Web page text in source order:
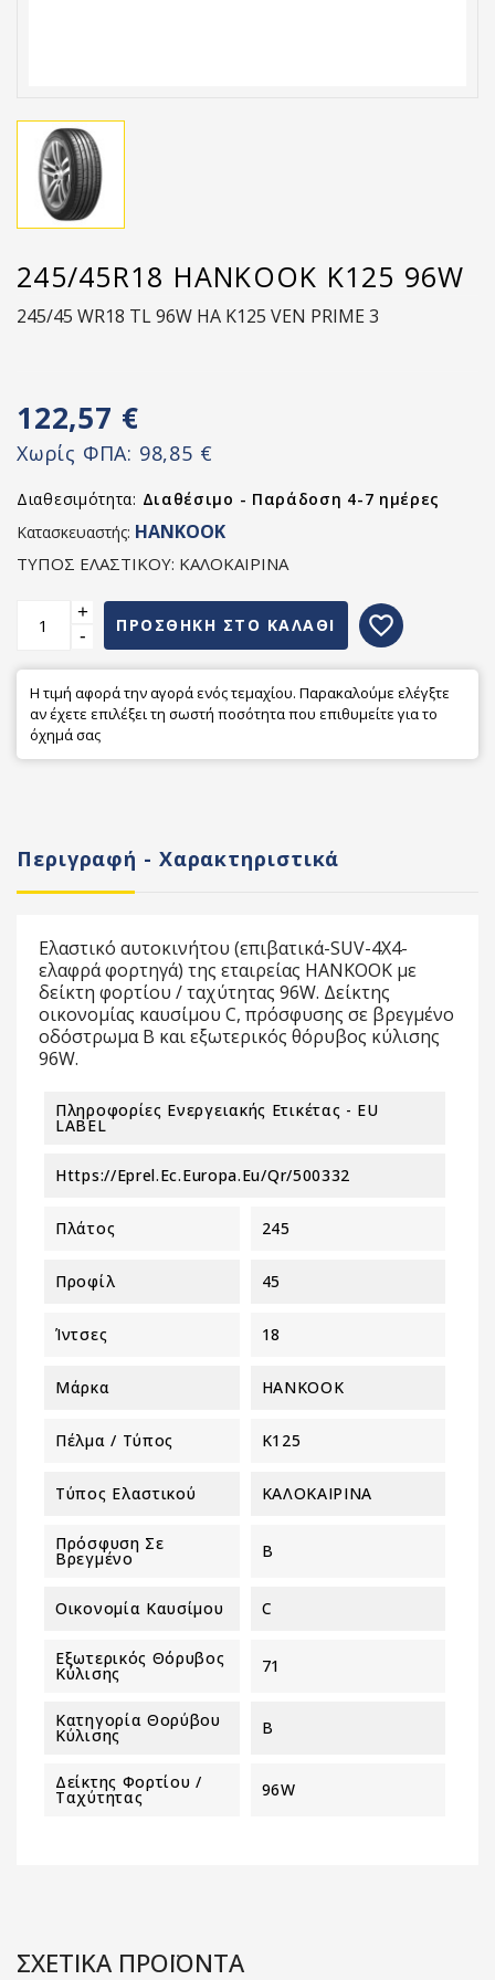
245/45R18 HANKOOK K125 96W
245/45 WR18 TL 96W HA K125 VEN PRIME 3
122,57 €
Χωρίς ΦΠΑ: 98,85 €
Διαθεσιμότητα: Διαθέσιμο - Παράδοση 4-7 ημέρες
Κατασκευαστής: HANKOOK
ΤΥΠΟΣ ΕΛΑΣΤΙΚΟΥ: ΚΑΛΟΚΑΙΡΙΝΑ
+
-
ΠΡΟΣΘΗΚΗ ΣΤΟ ΚΑΛΑΘΙ favorite_border
Η τιμή αφορά την αγορά ενός τεμαχίου. Παρακαλούμε ελέγξτε
αν έχετε επιλέξει τη σωστή ποσότητα που επιθυμείτε για το
όχημά σας
Περιγραφή - Χαρακτηριστικά
Ελαστικό αυτοκινήτου (επιβατικά-SUV-4X4-
ελαφρά φορτηγά) της εταιρείας HANKOOK με
δείκτη φορτίου / ταχύτητας 96W. Δείκτης
οικονομίας καυσίμου C, πρόσφυσης σε βρεγμένο
οδόστρωμα B και εξωτερικός θόρυβος κύλισης
96W.
Πληροφορίες Ενεργειακής Ετικέτας - EU
LABEL
Https://eprel.ec.europa.eu/qr/500332
Πλάτος 245
Προφίλ 45
Ίντσες 18
Μάρκα HANKOOK
Πέλμα / Τύπος K125
Τύπος Ελαστικού ΚΑΛΟΚΑΙΡΙΝΑ
Πρόσφυση Σε
Βρεγμένο B
Οικονομία Καυσίμου C
Εξωτερικός Θόρυβος
Κύλισης 71
Κατηγορία Θορύβου
Κύλισης B
Δείκτης Φορτίου /
Ταχύτητας 96W
ΣΧΕΤΙΚΑ ΠΡΟΪΟΝΤΑ